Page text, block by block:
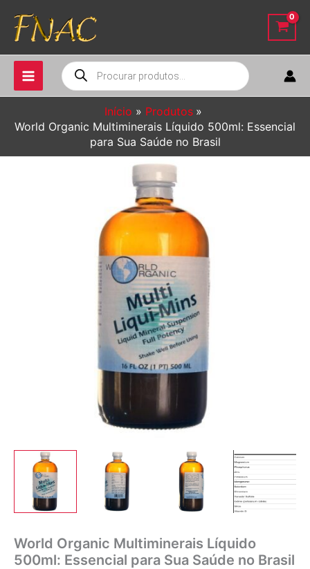
para
conteúdo
Pesquisar
produtos
Início
Produtos
World Organic Multiminerais Líquido 500ml: Essencial
para Sua Saúde no Brasil
World Organic Multiminerais Líquido
500ml: Essencial para Sua Saúde no Brasil